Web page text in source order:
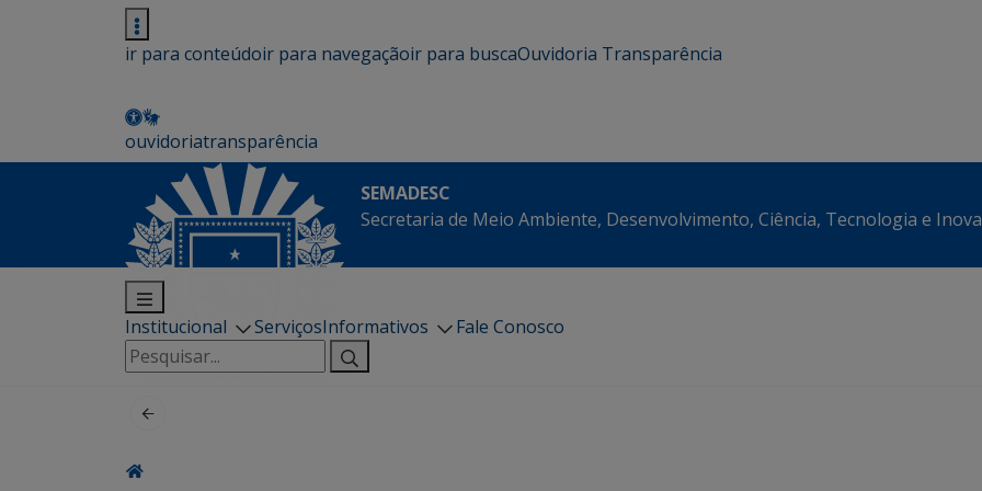
ir para conteúdoir para navegaçãoir para buscaOuvidoria Transparência
ouvidoriatransparência
SEMADESC
Secretaria de Meio Ambiente, Desenvolvimento, Ciência, Tecnologia e
Institucional ServiçosInformativos
Fale Conosco
Pesquisar
por: